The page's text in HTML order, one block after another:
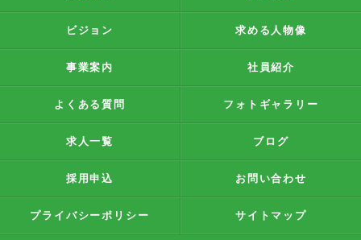
ビジョン 求める人物像
事業案内 社員紹介
よくある質問 フォトギャラリー
求人一覧 ブログ
採用申込 お問い合わせ
プライバシーポリシー サイトマップ